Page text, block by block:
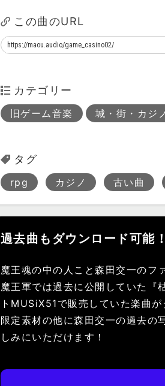
この曲のURL
カテゴリー
旧ゲーム音楽 城・街・カジ
タグ
rpg カジノ 古い曲
過去曲もダウンロード可能
魔王魂の中の人こと森田交一のフ
魔王軍では過去に公開していた『
トMUSiX51で販売していた楽曲
限定素材の他に森田交一の過去の
しみにいただけます！